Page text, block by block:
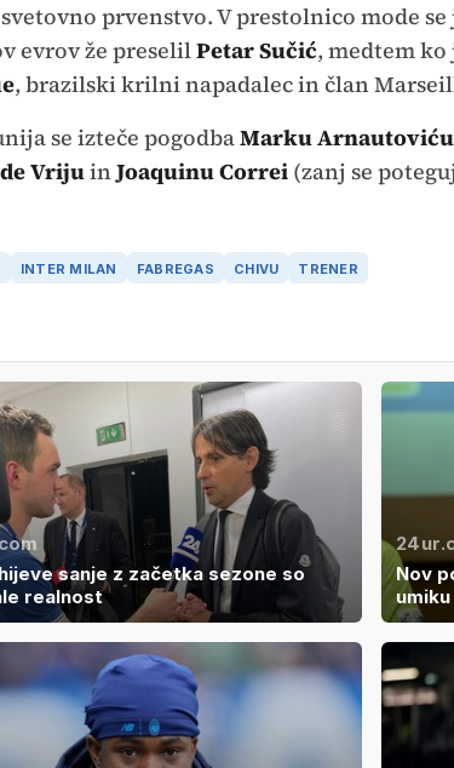
prvenstvo. V prestolnico mode se
evrov že preselilPetar Sučić, medtem
, brazilski krilni napadalec in član
se izteče pogodbaMarku Arnautoviću
VrijuinJoaquinu Correi (zanj se
INTER MILAN FABREGAS CHIVU TRENER
sanje z začetka sezone so
realnost
Nov